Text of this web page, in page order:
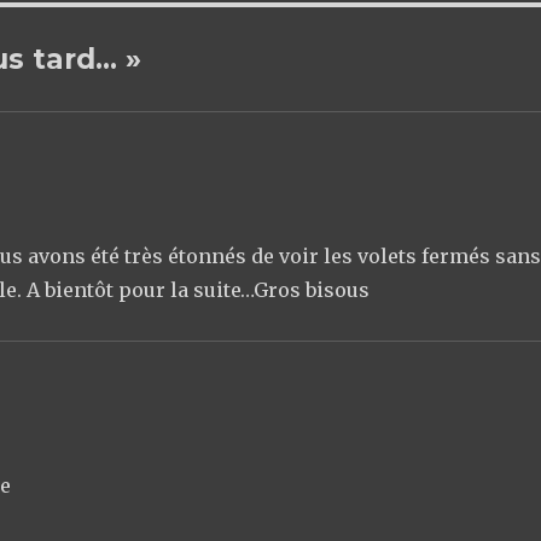
tard… »
avons été très étonnés de voir les volets fermés sans
A bientôt pour la suite…Gros bisous